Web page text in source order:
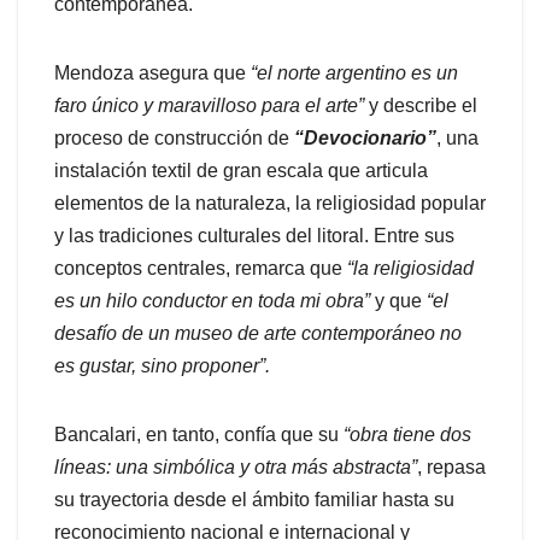
contemporánea.
Mendoza asegura que “el norte argentino es un
faro único y maravilloso para el arte”y describe el
proceso de construcción de “Devocionario”, una
instalación textil de gran escala que articula
elementos de la naturaleza, la religiosidad popular
y las tradiciones culturales del litoral. Entre sus
conceptos centrales, remarca que “la religiosidad
es un hilo conductor en toda mi obra”y que “el
desafío de un museo de arte contemporáneo no
es gustar, sino proponer”.
Bancalari, en tanto, confía que su “obra tiene dos
líneas: una simbólica y otra más abstracta”, repasa
su trayectoria desde el ámbito familiar hasta su
reconocimiento nacional e internacional y